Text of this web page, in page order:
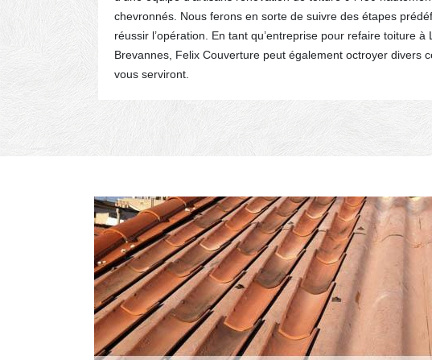
chevronnés. Nous ferons en sorte de suivre des étapes
réussir l’opération. En tant qu’entreprise pour refaire toiture à
Brevannes, Felix Couverture peut également octroyer divers
vous serviront.